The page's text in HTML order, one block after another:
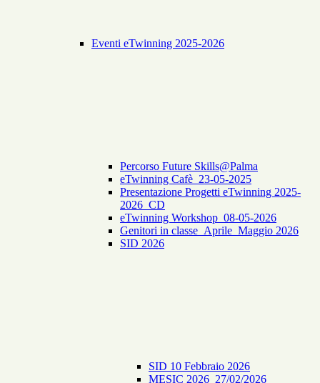
Eventi eTwinning 2025-2026
Percorso Future Skills@Palma
eTwinning Cafè_23-05-2025
Presentazione Progetti eTwinning 2025-
2026_CD
eTwinning Workshop_08-05-2026
Genitori in classe_Aprile_Maggio 2026
SID 2026
SID 10 Febbraio 2026
MESIC 2026_27/02/2026